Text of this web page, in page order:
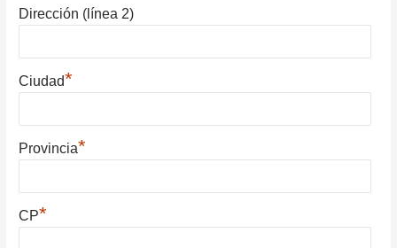
Dirección (línea 2)
Ciudad*
Provincia*
CP*